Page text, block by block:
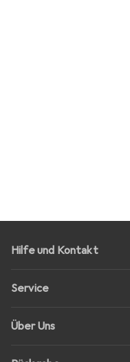
Hilfe und Kontakt
Service
Über Uns